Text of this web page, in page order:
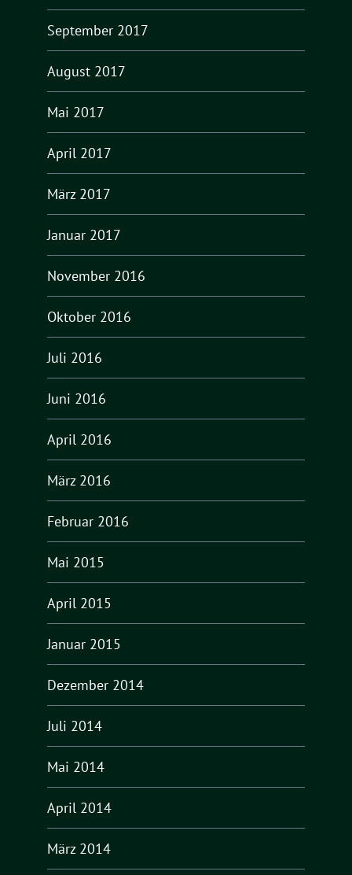
September 2017
August 2017
Mai 2017
April 2017
März 2017
Januar 2017
November 2016
Oktober 2016
Juli 2016
Juni 2016
April 2016
März 2016
Februar 2016
Mai 2015
April 2015
Januar 2015
Dezember 2014
Juli 2014
Mai 2014
April 2014
März 2014